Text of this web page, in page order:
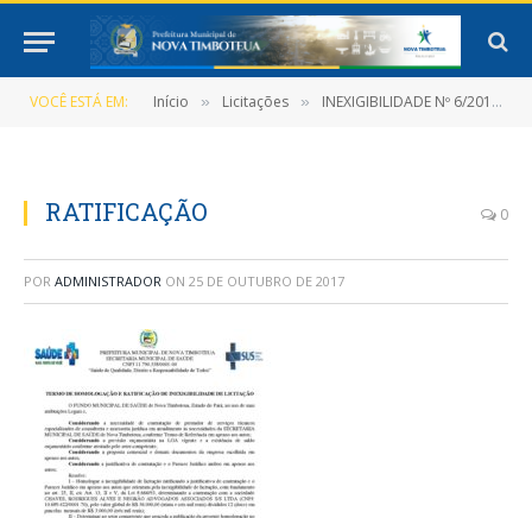
VOCÊ ESTÁ EM: Início » Licitações » INEXIGIBILIDADE Nº 6/2017-003-INEX-PMNT
RATIFICAÇÃO 0
POR ADMINISTRADOR ON 25 DE OUTUBRO DE 2017